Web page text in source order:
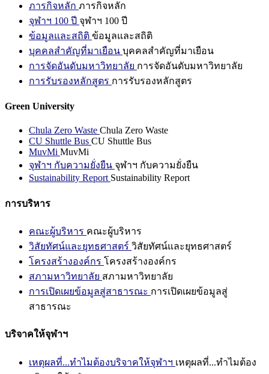
ภารกิจหลัก ภารกิจหลัก
จุฬาฯ 100 ปี จุฬาฯ 100 ปี
ข้อมูลและสถิติ ข้อมูลและสถิติ
บุคคลสำคัญที่มาเยือน บุคคลสำคัญที่มาเยือน
การจัดอันดับมหาวิทยาลัย การจัดอันดับมหาวิทยาลัย
การรับรองหลักสูตร การรับรองหลักสูตร
Green University
Chula Zero Waste Chula Zero Waste
CU Shuttle Bus CU Shuttle Bus
MuvMi MuvMi
จุฬาฯ กับความยั่งยืน จุฬาฯ กับความยั่งยืน
Sustainability Report Sustainability Report
การบริหาร
คณะผู้บริหาร คณะผู้บริหาร
วิสัยทัศน์และยุทธศาสตร์ วิสัยทัศน์และยุทธศาสตร์
โครงสร้างองค์กร โครงสร้างองค์กร
สภามหาวิทยาลัย สภามหาวิทยาลัย
การเปิดเผยข้อมูลสู่สาธารณะ การเปิดเผยข้อมูลสู่
สาธารณะ
บริจาคให้จุฬาฯ
เหตุผลที่...ทำไมต้องบริจาคให้จุฬาฯ เหตุผลที่...ทำไมต้อง